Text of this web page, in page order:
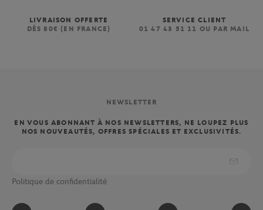
LIVRAISON OFFERTE
DÈS 80€ (EN FRANCE)
SERVICE CLIENT
01 47 43 51 11 OU PAR MAIL
NEWSLETTER
EN VOUS ABONNANT À NOS NEWSLETTERS, NE LOUPEZ PLUS
NOS NOUVEAUTÉS, OFFRES SPÉCIALES ET EXCLUSIVITÉS.
Politique de confidentialité